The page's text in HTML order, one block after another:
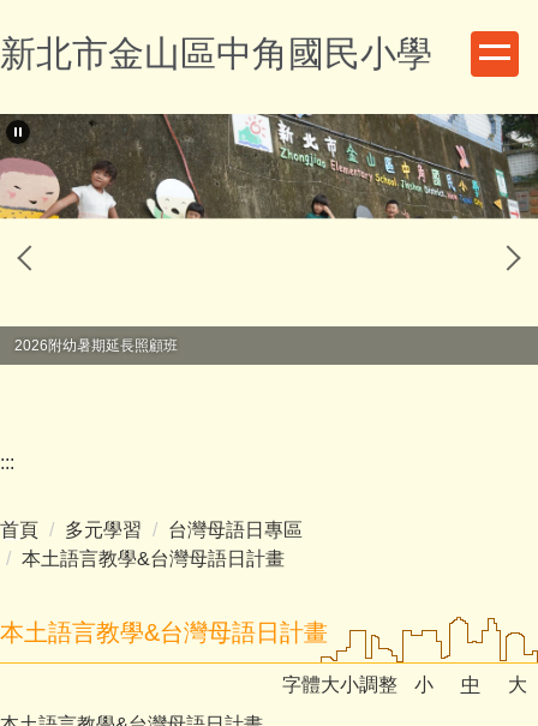
到
主
內
容
區
新北市金山區中角國民小學
2026附幼暑期延長照顧班
:::
首頁 多元學習
台灣母語日專區
本土語言教學&台灣母語日計畫
本土語言教學&台灣母語日計畫
字體大小調整 小 中
大